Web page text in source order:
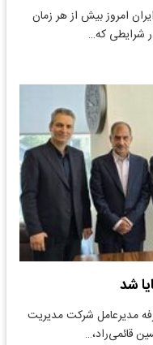
امروز بیش از هر زمان
شرایطی که…
شد
مدیرعامل شرکت مدیریت
قائمی‌راد،…